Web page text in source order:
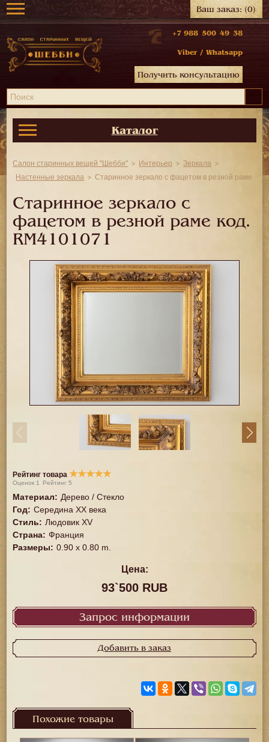
Ваш заказ:(0)
+7 988 500 49 38
Viber / Whatsapp
Получить консультацию
Каталог
Салон старинных вещей "Шебби" Интерьер
Зеркала
Настенные зеркала
Старинное зеркало с фацетом в резной раме
Старинное зеркало с
фацетом в резной раме код.
RM4101071
Рейтинг товара ★★★★★
Оценок 1 Рейтинг5
Материал: Дерево / Стекло
Год: Середина XX векa
Стиль: Людовик XV
Страна: Франция
Размеры: 0.90 x 0.80 m.
Цена:
93`500 RUB
Запрос информации
Добавить в заказ
Похожие товары